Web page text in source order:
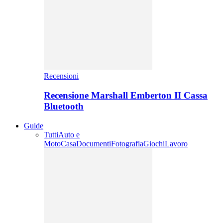
Recensioni
Recensione Marshall Emberton II Cassa
Bluetooth
Guide
TuttiAuto e
MotoCasaDocumentiFotografiaGiochiLavoro